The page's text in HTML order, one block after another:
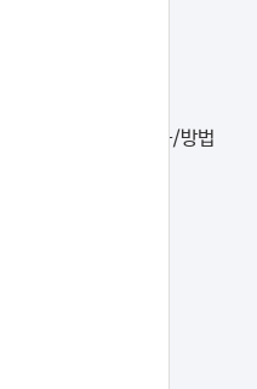
전형절차/방법